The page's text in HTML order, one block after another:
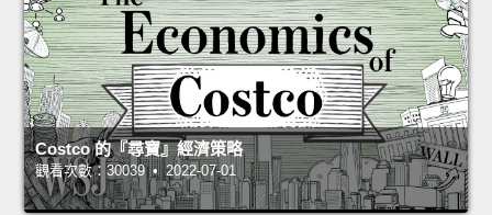
Costco 的『尋寶』經濟策略
觀看次數：30039 • 2022-07-01